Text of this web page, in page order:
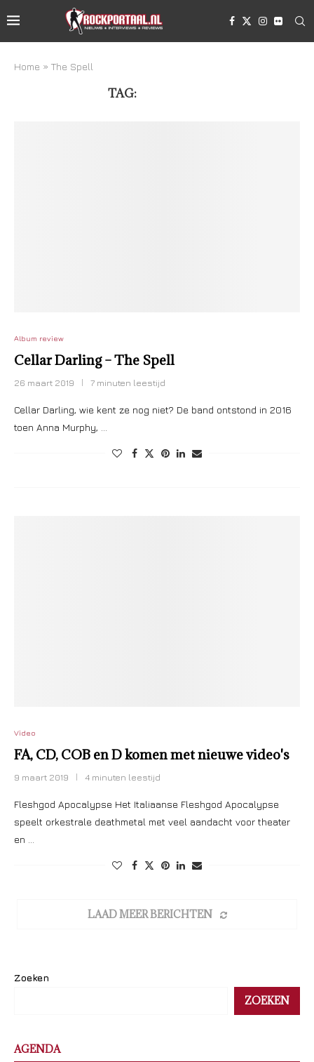
Home » The Spell
TAG:
Album review
Cellar Darling – The Spell
26 maart 2019 7 minuten leestijd
Cellar Darling, wie kent ze nog niet? De band ontstond in 2016
toen Anna Murphy, …
Video
FA, CD, COB en D komen met nieuwe video's
9 maart 2019 4 minuten leestijd
Fleshgod Apocalypse Het Italiaanse Fleshgod Apocalypse
speelt orkestrale deathmetal met veel aandacht voor theater
en …
LAAD MEER BERICHTEN
Zoeken
ZOEKEN
AGENDA